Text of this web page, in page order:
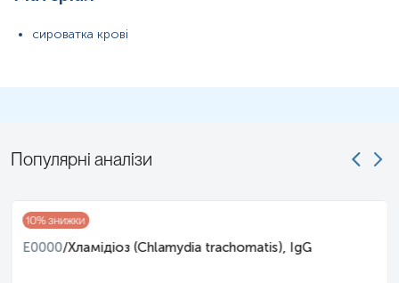
Застереження!
сироватка крові
Популярні аналізи
10% знижки
E0000/Хламідіоз (Chlamydia trachomatis), IgG